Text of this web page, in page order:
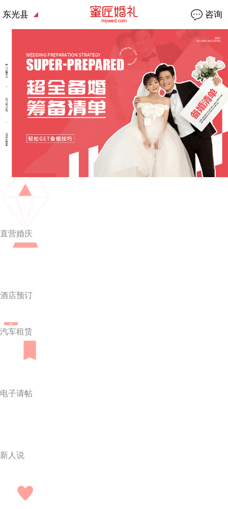
东光县 咨询
直营婚庆
酒店预订
汽车租赁
电子请帖
新人说